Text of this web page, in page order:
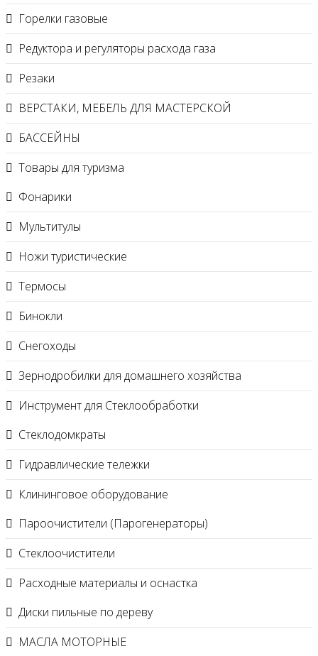
Горелки газовые
Редуктора и регуляторы расхода газа
Резаки
ВЕРСТАКИ, МЕБЕЛЬ ДЛЯ МАСТЕРСКОЙ
БАССЕЙНЫ
Товары для туризма
Фонарики
Мультитулы
Ножи туристические
Термосы
Бинокли
Снегоходы
Зернодробилки для домашнего хозяйства
Инструмент для Стеклообработки
Стеклодомкраты
Гидравлические тележки
Клининговое оборудование
Пароочистители (Парогенераторы)
Стеклоочистители
Расходные материалы и оснастка
Диски пильные по дереву
МАСЛА МОТОРНЫЕ